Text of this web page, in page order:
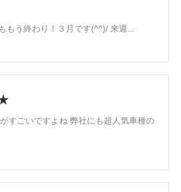
もう終わり！３月です(^^)/ 来週...
すごいですよね 弊社にも超人気車種の